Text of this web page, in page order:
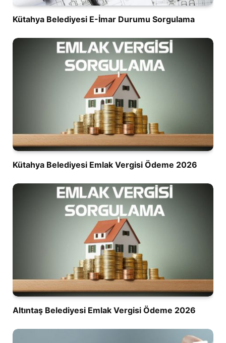
Kütahya Belediyesi E-İmar Durumu Sorgulama
Kütahya Belediyesi Emlak Vergisi Ödeme 2026
Altıntaş Belediyesi Emlak Vergisi Ödeme 2026